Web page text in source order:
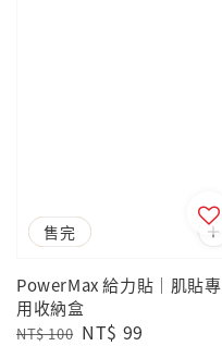
優惠
售完
PowerMax 給力貼｜肌貼專
用收納盒
Regular
NT$ 100 Sale
NT$ 99